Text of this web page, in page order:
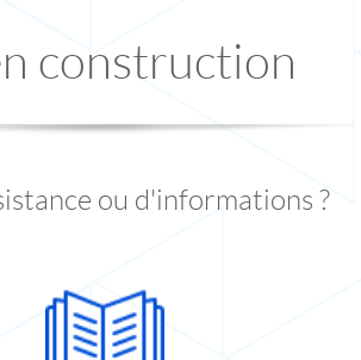
construction
ou d'informations ?